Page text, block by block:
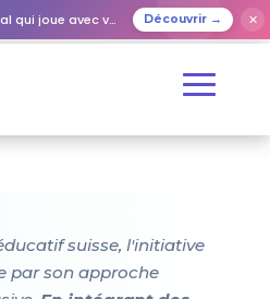
avec vos proches Découvrir → ✕
suisse, l'initiative
par son approche